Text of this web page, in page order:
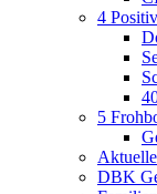
4
5
DBK